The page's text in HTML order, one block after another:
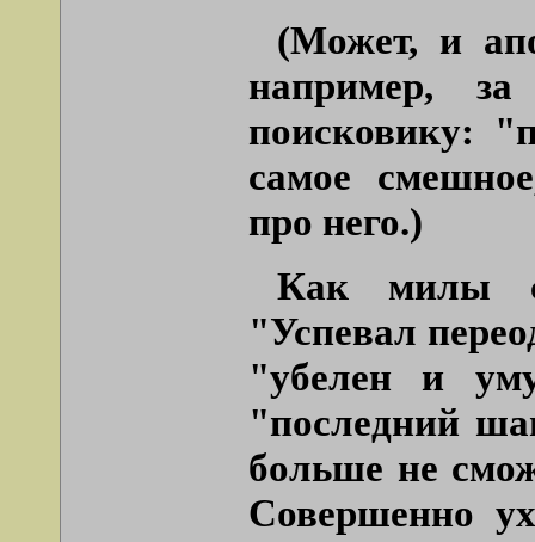
(Может, и
например,
поисковику:
самое
про него.)
Как милы
"Успевал
"убелен и
"последний
больше не
Совершенно